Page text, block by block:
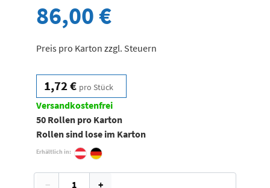
86,00 €
Preis pro Karton zzgl. Steuern
1,72 € pro Stück
Versandkostenfrei
50 Rollen pro Karton
Rollen sind lose im Karton
Erhältlich in:
− +